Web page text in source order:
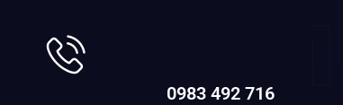
0983 492 716